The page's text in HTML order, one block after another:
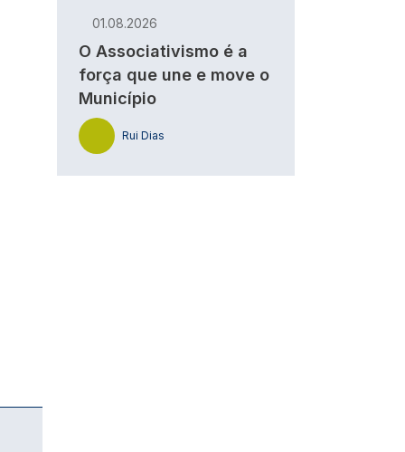
01.08.2026
O Associativismo é a
força que une e move o
Município
Rui Dias